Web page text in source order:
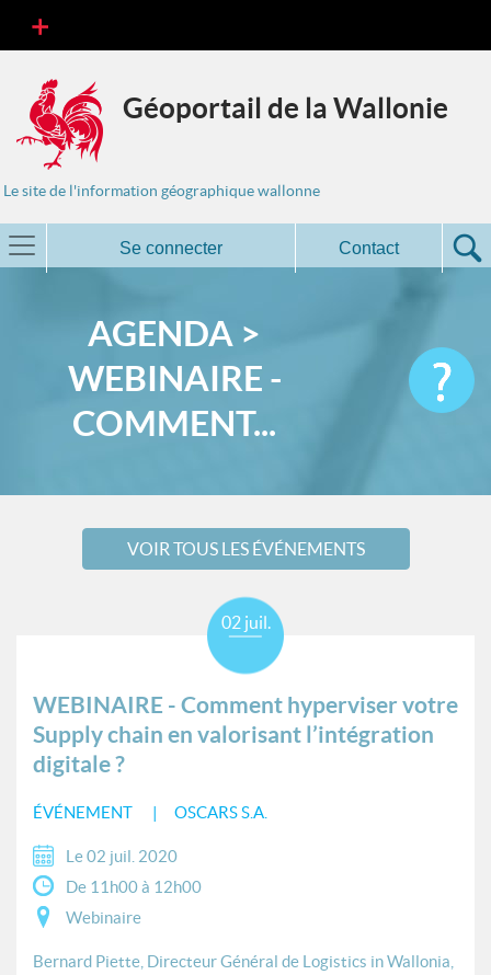
Géoportail de la Wallonie
Le site de l'information géographique wallonne
Se connecter Contact
AGENDA >
WEBINAIRE -
COMMENT...
VOIR TOUS LES ÉVÉNEMENTS
WEBINAIRE - Comment hyperviser votre
Supply chain en valorisant l’intégration
digitale ?
ÉVÉNEMENT OSCARS S.A.
02 juil.
Le 02 juil. 2020
De 11h00 à 12h00
Webinaire
Bernard Piette, Directeur Général de Logistics in Wallonia,